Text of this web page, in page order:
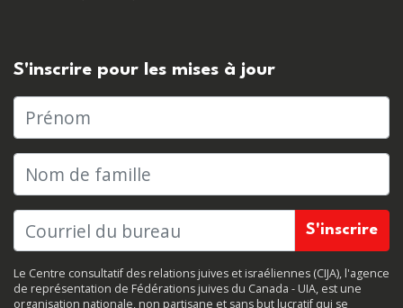
S'inscrire pour les mises à jour
Prénom
Nom de famille
Le Centre consultatif des relations juives et israéliennes (CIJA), l'agence
de représentation de Fédérations juives du Canada - UIA, est une
organisation nationale, non partisane et sans but lucratif qui se